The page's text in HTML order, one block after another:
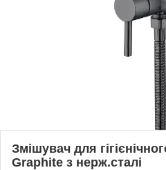
Змішувач для
Graphite з нерж.сталі